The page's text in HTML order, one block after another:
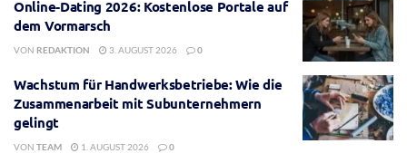
Online-Dating 2026: Kostenlose Portale auf
dem Vormarsch
VON REDAKTION 3. AUGUST 2026 0
Wachstum für Handwerksbetriebe: Wie die
Zusammenarbeit mit Subunternehmern
gelingt
VON TEAM 1. AUGUST 2026 0